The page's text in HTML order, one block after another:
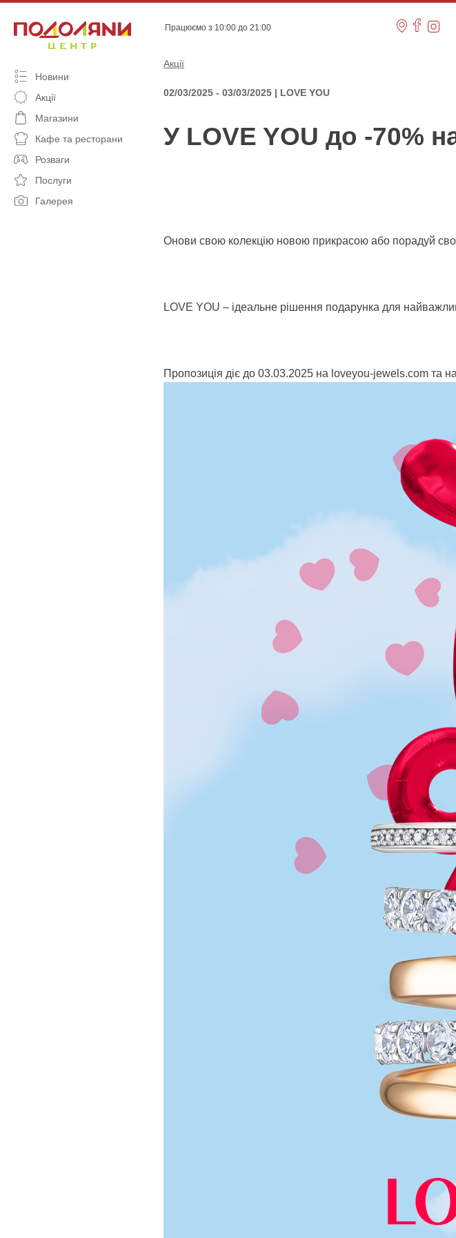
content
Працюємо з 10:00 до 21:00
Новини
Акції
Магазини
Кафе та ресторани
Розваги
Послуги
Галерея
Акції
02/03/2025 - 03/03/2025 | LOVE YOU
У LOVE YOU до -70%
Онови свою колекцію новою прикрасою або порадуй
LOVE YOU – ідеальне рішення подарунка для
Пропозиція діє до 03.03.2025 на loveyou-jewels.com та